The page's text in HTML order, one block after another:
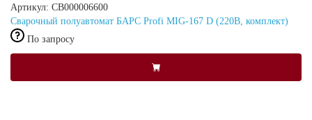
Артикул: СВ000006600
Сварочный полуавтомат БАРС Profi MIG-167 D (220В, комплект)
По запросу